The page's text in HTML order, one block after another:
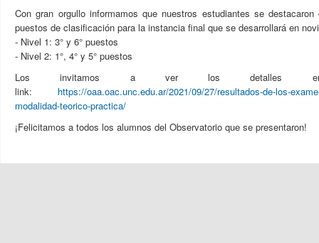
Con gran orgullo informamos que nuestros estudiantes se
puestos de clasificación para la instancia final que se desarrollará en
- Nivel 1: 3° y 6° puestos
- Nivel 2: 1°, 4° y 5° puestos
Los invitamos a ver los detalles
link: https://oaa.oac.unc.edu.ar/2021/09/27/resultados-de-los-
modalidad-teorico-practica/
¡Felicitamos a todos los alumnos del Observatorio que se presentaron!